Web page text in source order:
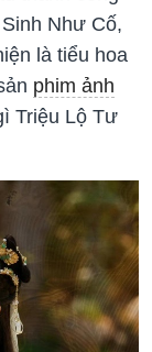
Như Cố,
là tiểu hoa
phim ảnh
Triệu Lộ Tư